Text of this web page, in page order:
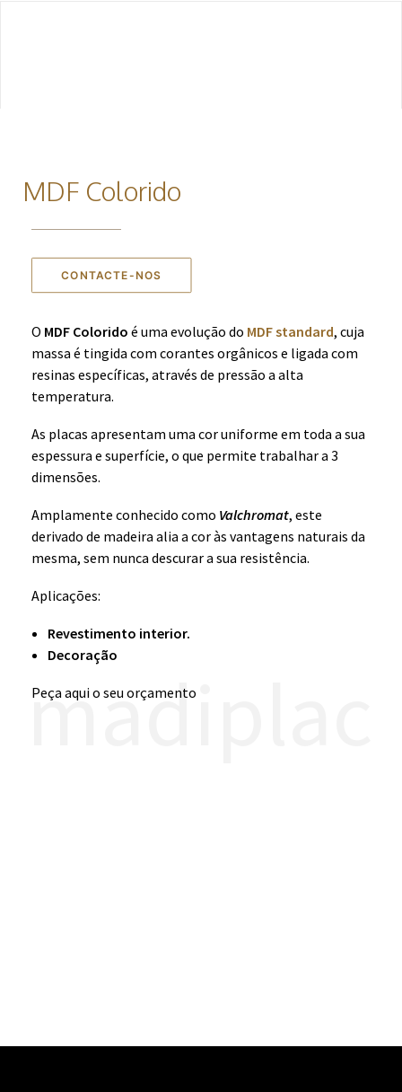
PRODUTOS
SERVIÇOS
CONTACTOS
INFORMAÇÕES E ORÇAMENTOS
PESQUISAR
MDF Colorido
CONTACTE-NOS
O MDF Colorido é uma evolução do MDF standard, cuja
massa é tingida com corantes orgânicos e ligada com
resinas específicas, através de pressão a alta
temperatura.
As placas apresentam uma cor uniforme em toda a sua
espessura e superfície, o que permite trabalhar a 3
dimensões.
Amplamente conhecido como Valchromat, este
derivado de madeira alia a cor às vantagens naturais da
mesma, sem nunca descurar a sua resistência.
Aplicações:
Revestimento interior.
Decoração
Peça aqui o seu orçamento
madiplac